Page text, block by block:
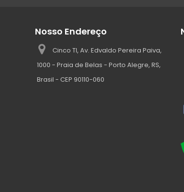
Nosso Endereço
Cinco TI, Av. Edvaldo Pereira Paiva,
1000 - Praia de Belas - Porto Alegre, RS,
Brasil - CEP 90110-060